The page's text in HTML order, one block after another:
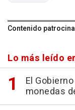
Contenido
Lo más leído
El
monedas